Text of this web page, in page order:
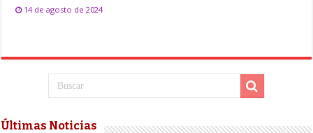
14 de agosto de 2024
Últimas Noticias